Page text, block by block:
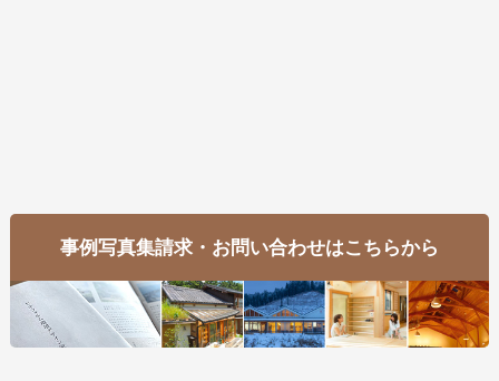
事例写真集請求・お問い合わせはこちらから